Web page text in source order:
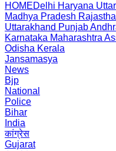
HOMEDelhi Haryana
Madhya Pradesh
Uttarakhand Punjab
Karnataka Maharashtra
Odisha Kerala
Jansamasya
News
Bjp
National
Police
Bihar
India
कांग्रेस
Gujarat